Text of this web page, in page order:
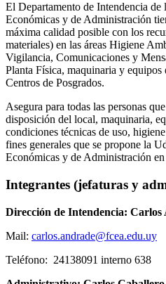
El Departamento de Intendencia de
Económicas y de Administración
máxima calidad posible con los
materiales) en las áreas Higiene
Vigilancia, Comunicaciones y
Planta Física, maquinaria y
Centros de Posgrados.
Asegura para todas las personas
disposición del local, maquinaria,
condiciones técnicas de uso,
fines generales que se propone la
Económicas y de Administración
Integrantes (jefaturas y
Dirección de Intendencia: Carlos
Mail: carlos.andrade@fcea.edu.uy
Teléfono: 24138091 interno 638